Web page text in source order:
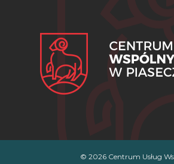
© 2026 Centrum Usług